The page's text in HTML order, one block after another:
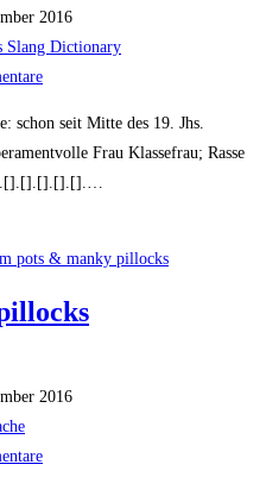
2016
Slang Dictionary
schon seit Mitte des 19. Jhs.
Frau Klassefrau; Rasse
2016